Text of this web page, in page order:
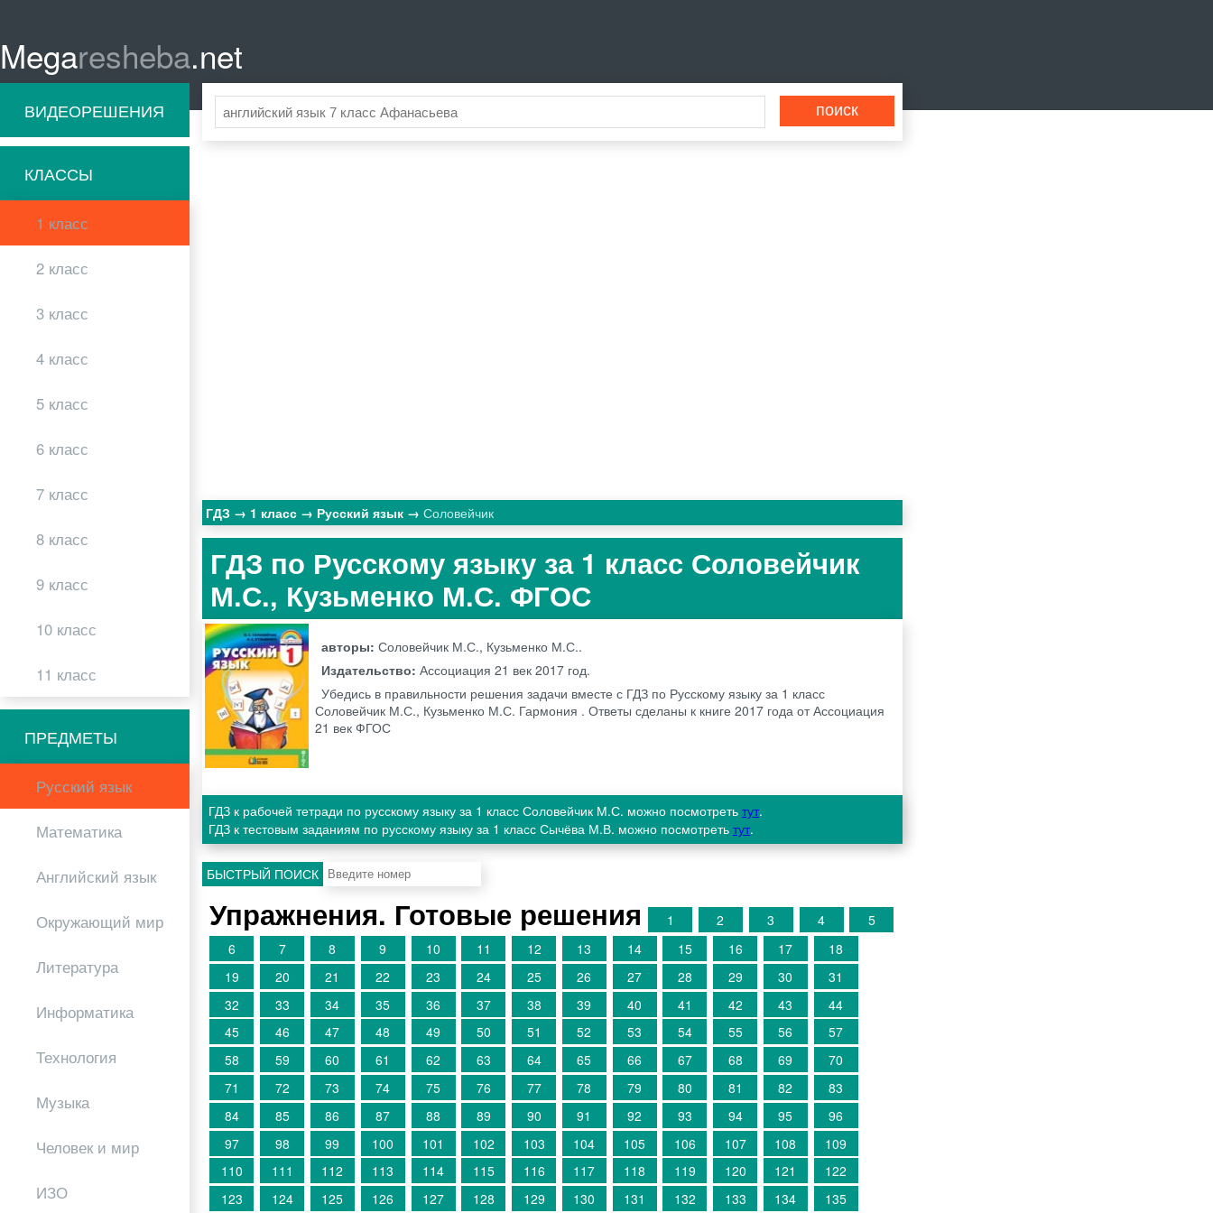
Megaresheba.net
ВИДЕОРЕШЕНИЯ
КЛАССЫ
1 класс
2 класс
3 класс
4 класс
5 класс
6 класс
7 класс
8 класс
9 класс
10 класс
11 класс
ПРЕДМЕТЫ
Русский язык
Математика
Английский язык
Окружающий мир
Литература
Информатика
Технология
Музыка
Человек и мир
ИЗО
ГДЗ 1 класс Русский язык Соловейчик
ГДЗ по Русскому языку за 1 класс Соловейчик
М.С., Кузьменко М.С. ФГОС
авторы:Соловейчик М.С., Кузьменко М.С..
Издательство:Ассоциация 21 век 2017 год.
Убедись в правильности решения задачи вместе с ГДЗ по Русскому языку за 1 класс
Соловейчик М.С., Кузьменко М.С. Гармония . Ответы сделаны к книге 2017 года от Ассоциация
21 век ФГОС
ГДЗ к рабочей тетради по русскому языку за 1 класс Соловейчик М.С. можно посмотреть тут.
ГДЗ к тестовым заданиям по русскому языку за 1 класс Сычёва М.В. можно посмотреть тут.
БЫСТРЫЙ ПОИСК
Упражнения. Готовые решения 1 2 3 4
5
6
7 8 9 10 11 12 13 14 15 16 17
18
19
20 21 22 23 24 25 26 27 28 29 30
31
32
33 34 35 36 37 38 39 40 41 42 43
44
45
46 47 48 49 50 51 52 53 54 55 56
57
58
59 60 61 62 63 64 65 66 67 68 69
70
71
72 73 74 75 76 77 78 79 80 81 82
83
84
85 86 87 88 89 90 91 92 93 94 95
96
97
98 99 100 101 102 103 104 105 106 107 108
109
110
111 112 113 114 115 116 117 118 119 120 121
122
123
124 125 126 127 128 129 130 131 132 133 134 135